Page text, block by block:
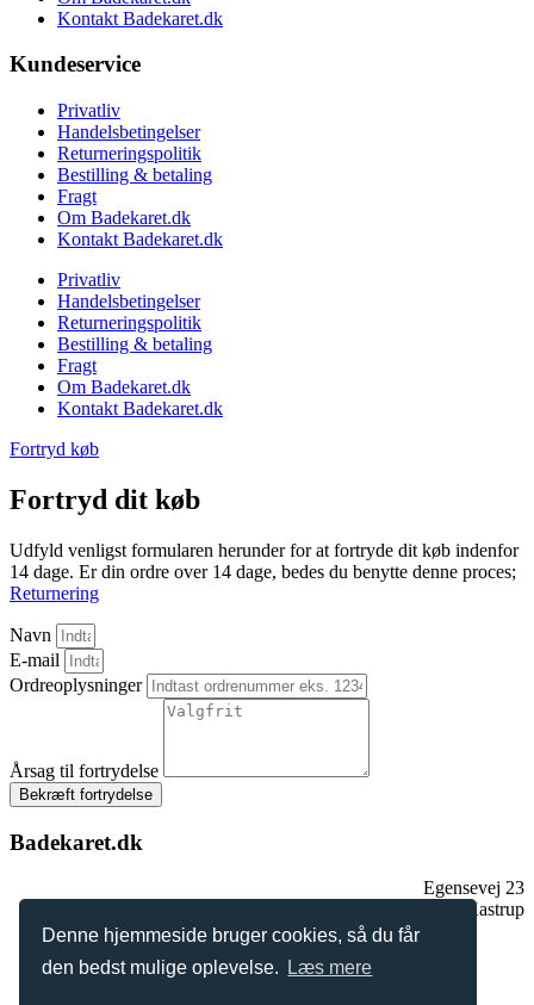
Denne hjemmeside bruger cookies, så du får
den bedst mulige oplevelse.
Læs mere
Kontakt Badekaret.dk
Kundeservice
Privatliv
Handelsbetingelser
Returneringspolitik
Bestilling & betaling
Fragt
Om Badekaret.dk
Kontakt Badekaret.dk
Privatliv
Handelsbetingelser
Returneringspolitik
Bestilling & betaling
Fragt
Om Badekaret.dk
Kontakt Badekaret.dk
Fortryd køb
Fortryd dit køb
Udfyld venligst formularen herunder for at fortryde dit køb indenfor
14 dage. Er din ordre over 14 dage, bedes du benytte denne proces;
Returnering
Navn
E-mail
Ordreoplysninger
Årsag til fortrydelse
Bekræft fortrydelse
Badekaret.dk
Egensevej 23
2770 Kastrup
Tlf.:+